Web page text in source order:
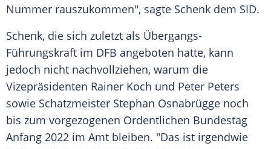
Nummer rauszukommen", sagte Schenk dem SID.
Schenk, die sich zuletzt als Übergangs-
Führungskraft im DFB angeboten hatte, kann
jedoch nicht nachvollziehen, warum die
Vizepräsidenten Rainer Koch und Peter Peters
sowie Schatzmeister Stephan Osnabrügge noch
bis zum vorgezogenen Ordentlichen Bundestag
Anfang 2022 im Amt bleiben. "Das ist irgendwie